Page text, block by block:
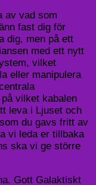
av vad som
fast dig för
dig, men på ett
med ett nytt
vilket
eller manipulera
vilket kabalen
leva i Ljuset och
du gavs fritt av
vi leda er tillbaka
ska vi ge större
Gott Galaktiskt